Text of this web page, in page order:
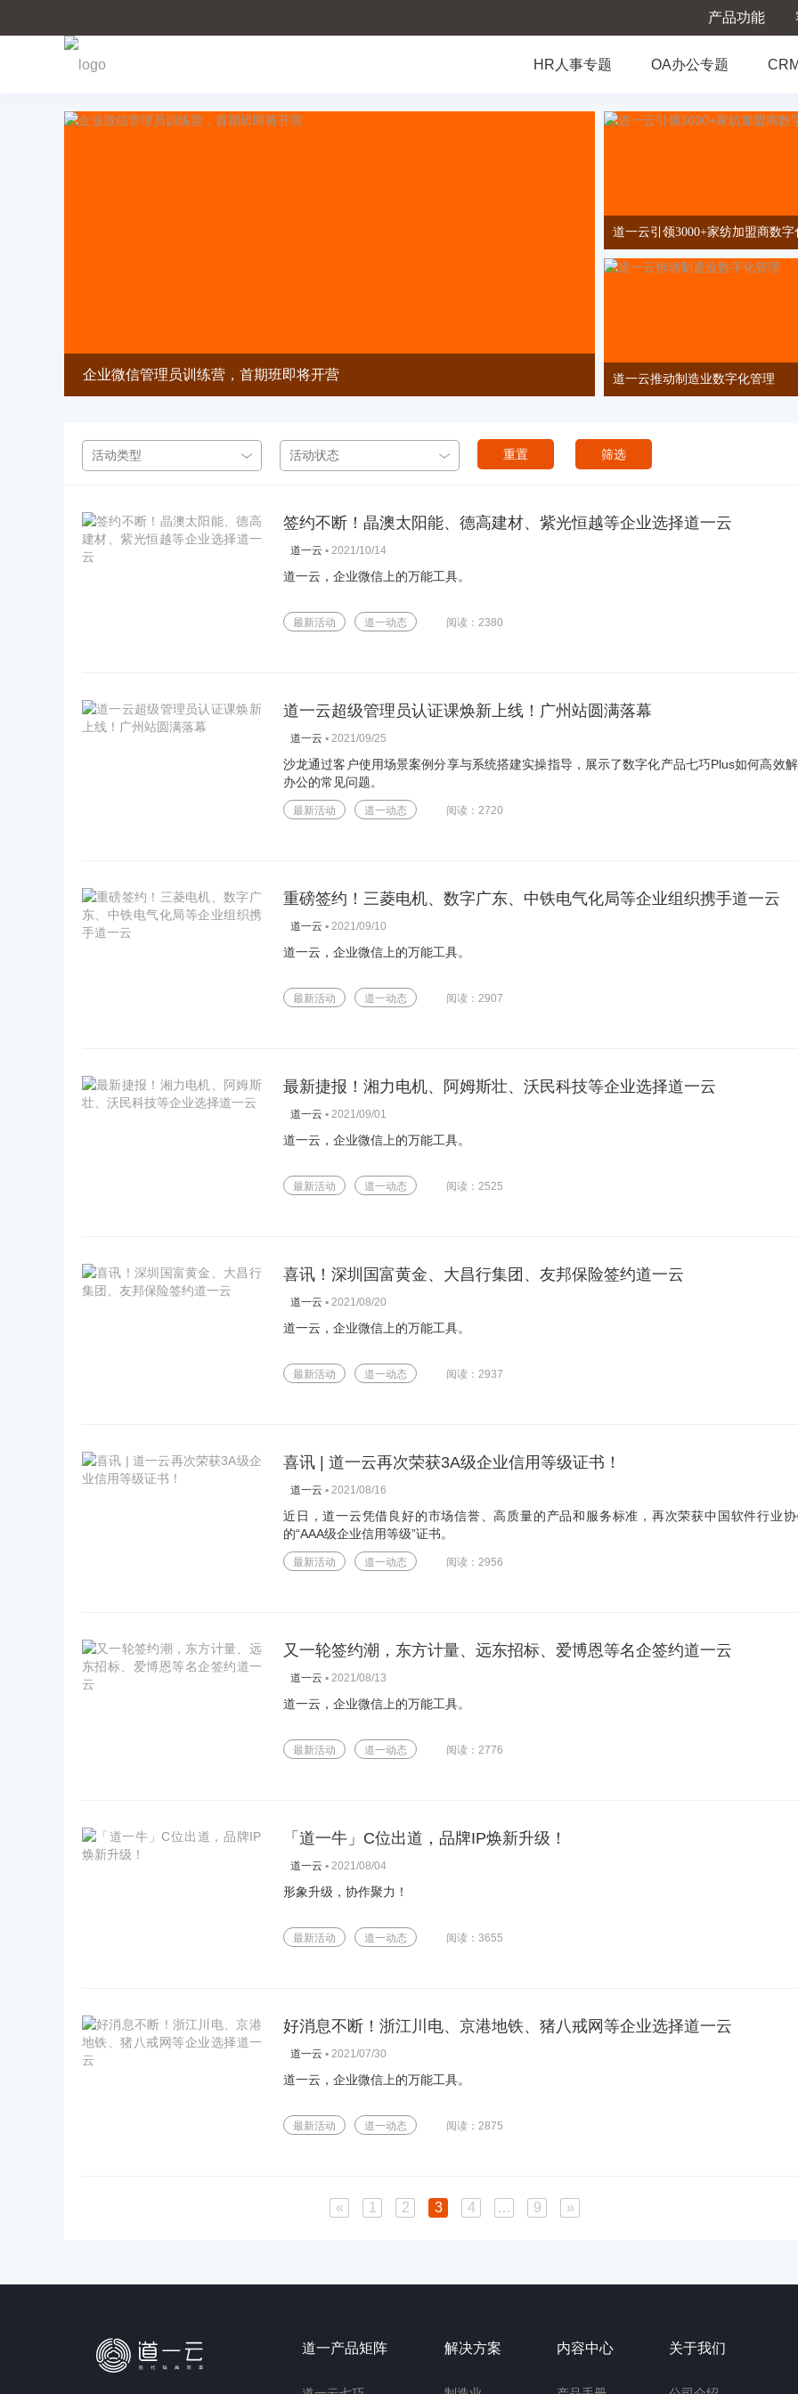
产品功能
HR人事专题 OA办公专题
企业微信管理员训练营，首期班即将开营
道一云引领3000+家纺加盟商数字
道一云推动制造业数字化管理
重置 筛选
签约不断！晶澳太阳能、德高建材、紫光恒越等企业选择道一云
道一云 ▪ 2021/10/14
道一云，企业微信上的万能工具。
最新活动 道一动态 阅读：2380
道一云超级管理员认证课焕新上线！广州站圆满落幕
道一云 ▪ 2021/09/25
沙龙通过客户使用场景案例分享与系统搭建实操指导，展示了数字化产品七巧Plus如何高效
办公的常见问题。
最新活动 道一动态 阅读：2720
重磅签约！三菱电机、数字广东、中铁电气化局等企业组织携手道一云
道一云 ▪ 2021/09/10
道一云，企业微信上的万能工具。
最新活动 道一动态 阅读：2907
最新捷报！湘力电机、阿姆斯壮、沃民科技等企业选择道一云
道一云 ▪ 2021/09/01
道一云，企业微信上的万能工具。
最新活动 道一动态 阅读：2525
喜讯！深圳国富黄金、大昌行集团、友邦保险签约道一云
道一云 ▪ 2021/08/20
道一云，企业微信上的万能工具。
最新活动 道一动态 阅读：2937
喜讯 | 道一云再次荣获3A级企业信用等级证书！
道一云 ▪ 2021/08/16
近日，道一云凭借良好的市场信誉、高质量的产品和服务标准，再次荣获中国软件行业
的“AAA级企业信用等级”证书。
最新活动 道一动态 阅读：2956
又一轮签约潮，东方计量、远东招标、爱博恩等名企签约道一云
道一云 ▪ 2021/08/13
道一云，企业微信上的万能工具。
最新活动 道一动态 阅读：2776
「道一牛」C位出道，品牌IP焕新升级！
道一云 ▪ 2021/08/04
形象升级，协作聚力！
最新活动 道一动态 阅读：3655
好消息不断！浙江川电、京港地铁、猪八戒网等企业选择道一云
道一云 ▪ 2021/07/30
道一云，企业微信上的万能工具。
最新活动 道一动态 阅读：2875
« 1 2 3 4 … 9 »
道一产品矩阵 解决方案 内容中心 关于我们